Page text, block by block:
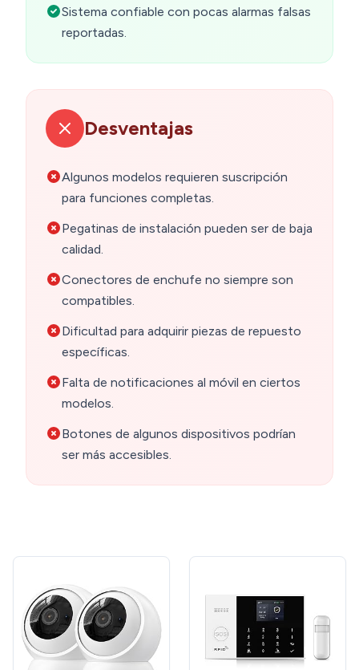
Sistema confiable con pocas alarmas falsas
reportadas.
Desventajas
Algunos modelos requieren suscripción
para funciones completas.
Pegatinas de instalación pueden ser de baja
calidad.
Conectores de enchufe no siempre son
compatibles.
Dificultad para adquirir piezas de repuesto
específicas.
Falta de notificaciones al móvil en ciertos
modelos.
Botones de algunos dispositivos podrían
ser más accesibles.